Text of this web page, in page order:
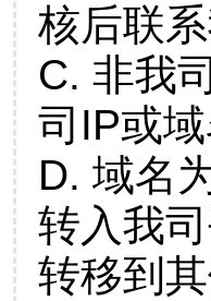
核后联
C. 非我
司IP或
D. 域名
转入我司
转移到